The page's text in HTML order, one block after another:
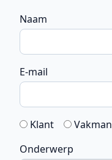
Naam
E-mail
Klant Vakman
Onderwerp